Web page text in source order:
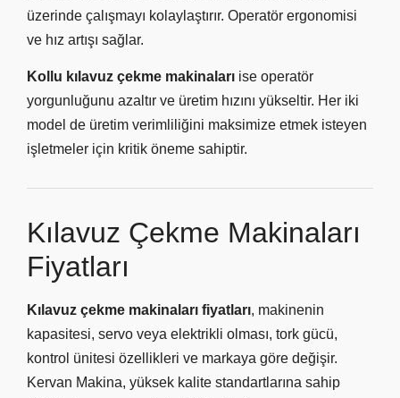
üzerinde çalışmayı kolaylaştırır. Operatör ergonomisi
ve hız artışı sağlar.
Kollu kılavuz çekme makinaları ise operatör
yorgunluğunu azaltır ve üretim hızını yükseltir. Her iki
model de üretim verimliliğini maksimize etmek isteyen
işletmeler için kritik öneme sahiptir.
Kılavuz Çekme Makinaları
Fiyatları
Kılavuz çekme makinaları fiyatları, makinenin
kapasitesi, servo veya elektrikli olması, tork gücü,
kontrol ünitesi özellikleri ve markaya göre değişir.
Kervan Makina, yüksek kalite standartlarına sahip